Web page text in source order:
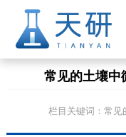
常见的土壤中
栏目关键词：常见